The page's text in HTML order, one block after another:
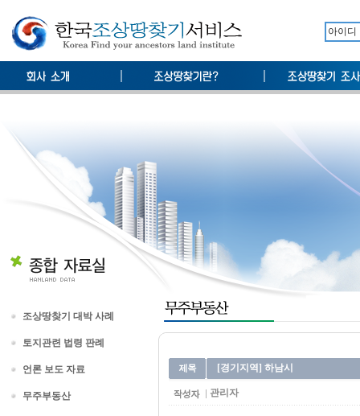
조상땅찾기 대박 사례
토지관련 법령 판례
언론 보도 자료
무주부동산
[경기지역] 하남시
관리자